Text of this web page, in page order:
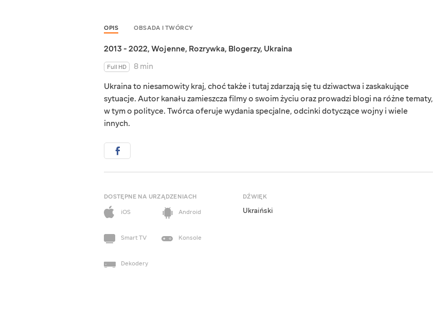
OPIS OBSADA I TWÓRCY
2013 - 2022, Wojenne, Rozrywka, Blogerzy, Ukraina
Full HD
8 min
Ukraina to niesamowity kraj, choć także i tutaj zdarzają się tu dziwactwa i zaskakujące
sytuacje. Autor kanału zamieszcza filmy o swoim życiu oraz prowadzi blogi na różne tematy,
w tym o polityce. Twórca oferuje wydania specjalne, odcinki dotyczące wojny i wiele
innych.
DOSTĘPNE NA URZĄDZENIACH
iOS
Android
Smart TV Konsole
Dekodery
DŹWIĘK
Ukraiński